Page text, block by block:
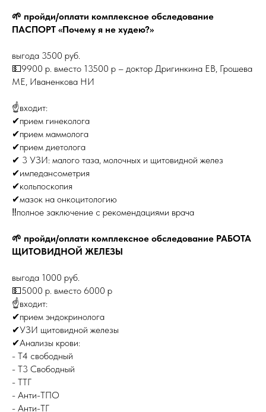
🌱 пройди/оплати комплексное обследование
ПАСПОРТ «Почему я не худею?»
выгода 3500 руб.
💵9900 р. вместо 13500 р – доктор Дригинкина ЕВ, Грошева
МЕ, Иваненкова НИ
☝️входит:
✔прием гинеколога
✔прием маммолога
✔прием диетолога
✔ 3 УЗИ: малого таза, молочных и щитовидной желез
✔импедансометрия
✔кольпоскопия
✔мазок на онкоцитологию
‼️полное заключение с рекомендациями врача
🌱 пройди/оплати комплексное обследование РАБОТА
ЩИТОВИДНОЙ ЖЕЛЕЗЫ
выгода 1000 руб.
💵5000 р. вместо 6000 р
☝️входит:
✔прием эндокринолога
✔УЗИ щитовидной железы
✔Анализы крови:
- Т4 свободный
- Т3 Свободный
- ТТГ
- Анти-ТПО
- Анти-ТГ